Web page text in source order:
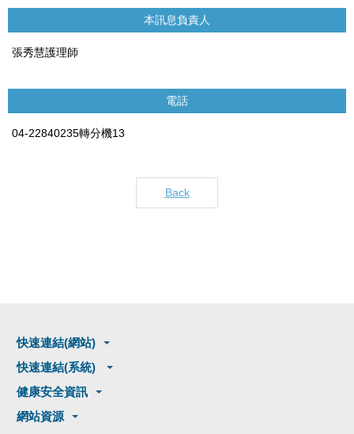
本訊息負責人
張秀慧護理師
電話
04-22840235轉分機13
Back
快速連結(網站)
快速連結(系統)
健康安全資訊
網站資源